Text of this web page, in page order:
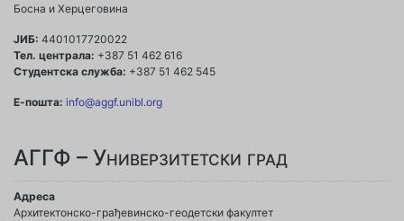
Босна и Херцеговина
ЈИБ: 4401017720022
Тел. централа: +387 51 462 616
Студентска служба: +387 51 462 545
Е-пошта: info@aggf.unibl.org
АГГФ – Универзитетски град
Адреса
Архитектонско-грађевинско-геодетски факултет